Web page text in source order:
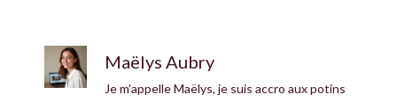
Maëlys Aubry
Je m’appelle Maëlys, je suis accro aux potins